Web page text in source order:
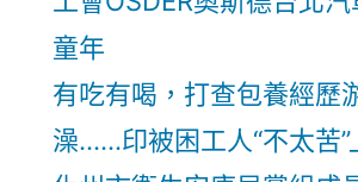
童年
有吃有喝，打查包養經歷
澡……印被困工人“不太苦